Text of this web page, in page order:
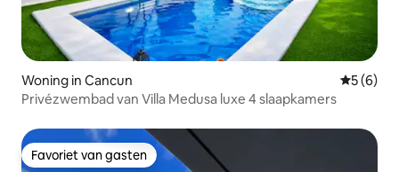
Woning in Cancun
5 (6)
Privézwembad van Villa Medusa luxe 4 slaapkamers
Favoriet van gasten
Favoriet van gasten